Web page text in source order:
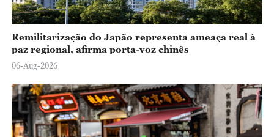
Remilitarização do Japão representa ameaça real à
paz regional, afirma porta-voz chinês
06-Aug-2026